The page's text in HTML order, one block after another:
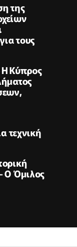
της
τους
Η Κύπρος
τεχνική
Ο Όμιλος